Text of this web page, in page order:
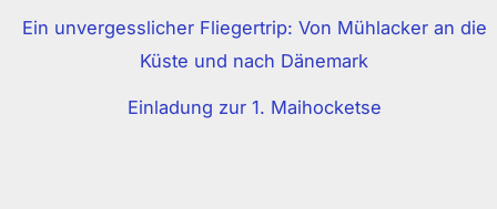
Ein unvergesslicher Fliegertrip: Von Mühlacker an die
Küste und nach Dänemark
Einladung zur 1. Maihocketse